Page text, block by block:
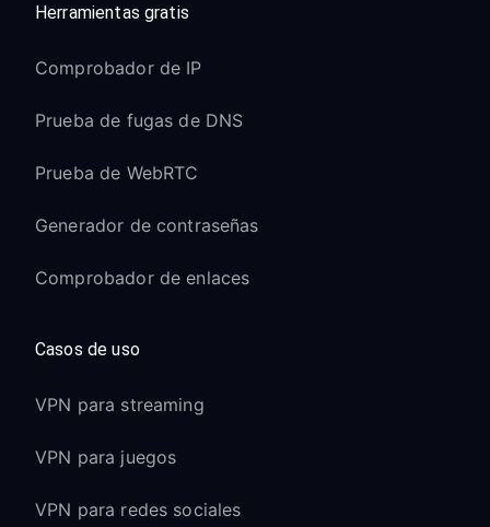
Herramientas gratis
Comprobador de IP
Prueba de fugas de DNS
Prueba de WebRTC
Generador de contraseñas
Comprobador de enlaces
Casos de uso
VPN para streaming
VPN para juegos
VPN para redes sociales